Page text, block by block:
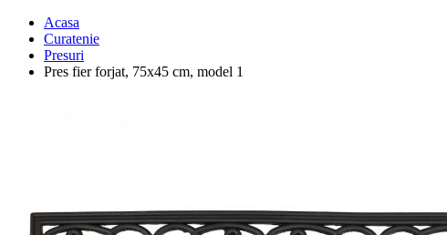
Acasa
Curatenie
Presuri
Pres fier forjat, 75x45 cm, model 1